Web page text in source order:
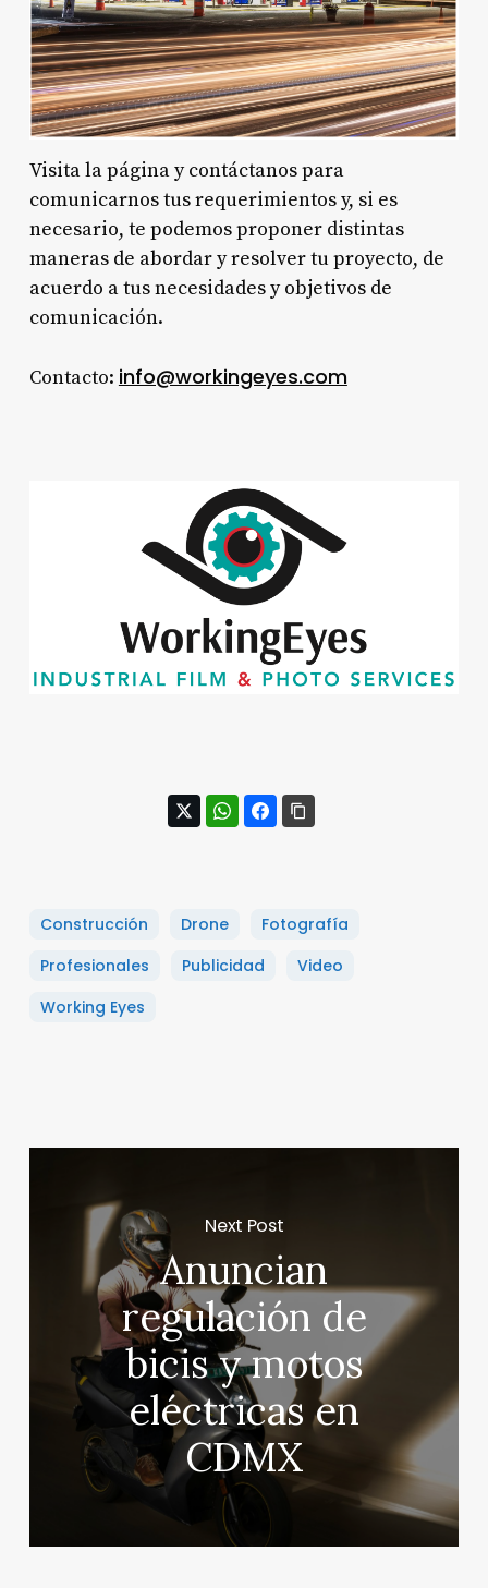
Visita la página y contáctanos para
comunicarnos tus requerimientos y, si es
necesario, te podemos proponer distintas
maneras de abordar y resolver tu proyecto, de
acuerdo a tus necesidades y objetivos de
comunicación.
Contacto: info@workingeyes.com
Construcción Drone
Fotografía
Profesionales
Publicidad
Video
Working Eyes
Next Post
Anuncian
regulación de
bicis y motos
eléctricas en
CDMX